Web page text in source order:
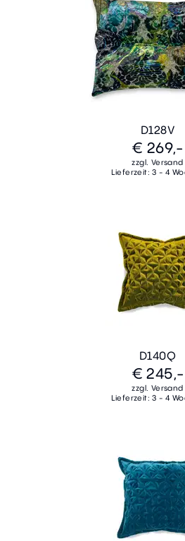
D128V
€ 269,-
zzgl. Versand
Lieferzeit: 3 - 4
D140Q
€ 245,-
zzgl. Versand
Lieferzeit: 3 - 4